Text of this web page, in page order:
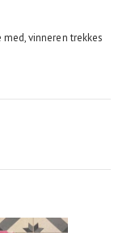
vinneren trekkes